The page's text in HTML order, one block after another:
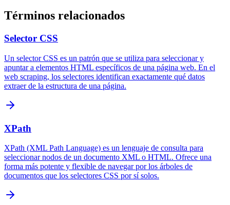
Términos relacionados
Selector CSS
Un selector CSS es un patrón que se utiliza para seleccionar y
apuntar a elementos HTML específicos de una página web. En el
web scraping, los selectores identifican exactamente qué datos
extraer de la estructura de una página.
XPath
XPath (XML Path Language) es un lenguaje de consulta para
seleccionar nodos de un documento XML o HTML. Ofrece una
forma más potente y flexible de navegar por los árboles de
documentos que los selectores CSS por sí solos.